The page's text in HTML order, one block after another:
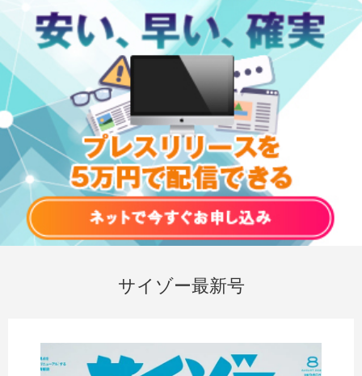
サイゾー最新号